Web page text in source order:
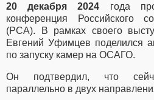
20 декабря 2024 года
конференция Российского
(РСА). В рамках своего
Евгений Уфимцев поделился
по запуску камер на ОСАГО.
Он подтвердил, что
параллельно в двух